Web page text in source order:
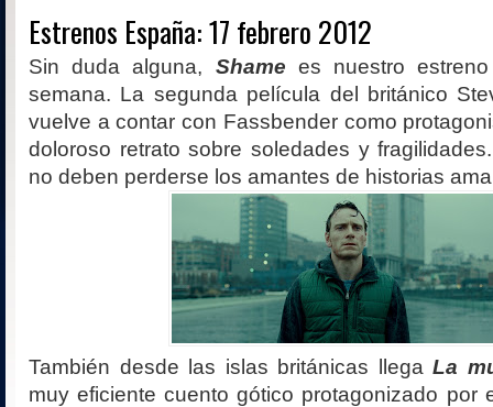
Estrenos España: 17 febrero 2012
Sin duda alguna, Shame es nuestro
semana. La segunda película del británico
vuelve a contar con Fassbender como
doloroso retrato sobre soledades y
no deben perderse los amantes de historias
También desde las islas británicas llega La
muy eficiente cuento gótico protagonizado por